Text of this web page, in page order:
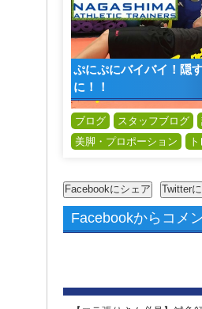
ぷにぷにバイバイ！隠
に！！
ブログ スタッフブログ
美脚・プロポーション
Facebookからコメ